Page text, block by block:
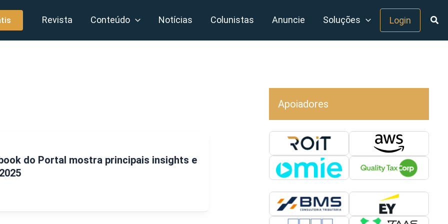
Revista Conteúdo Notícias Colunistas Anuncie Soluções Login
do Portal mostra principais insights e
Apoiadores